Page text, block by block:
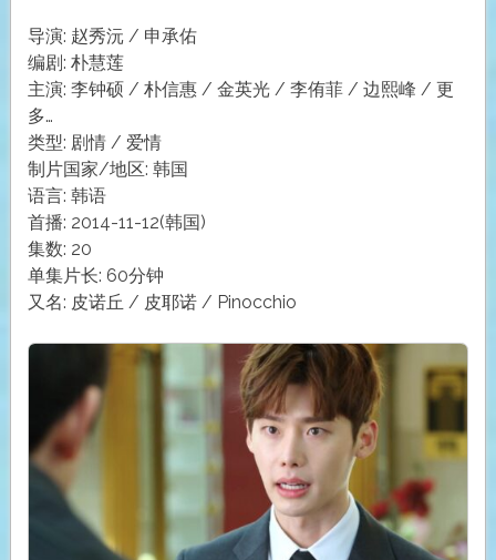
导演: 赵秀沅 / 申承佑
编剧: 朴慧莲
主演: 李钟硕 / 朴信惠 / 金英光 / 李侑菲 / 边熙峰 / 更
多…
类型: 剧情 / 爱情
制片国家/地区: 韩国
语言: 韩语
首播: 2014-11-12(韩国)
集数: 20
单集片长: 60分钟
又名: 皮诺丘 / 皮耶诺 / Pinocchio